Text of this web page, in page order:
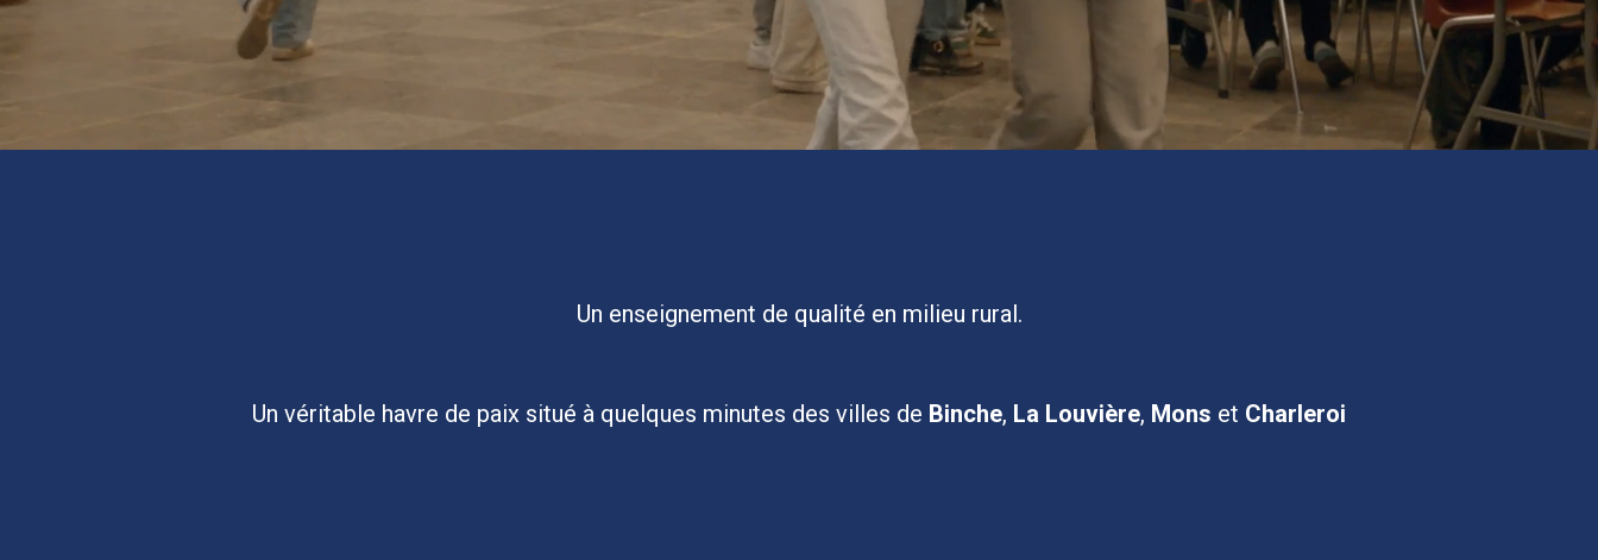
Un enseignement de qualité en milieu rural.
Un véritable havre de paix situé à quelques minutes des villes de Binche, La Louvière, Mons et Charleroi